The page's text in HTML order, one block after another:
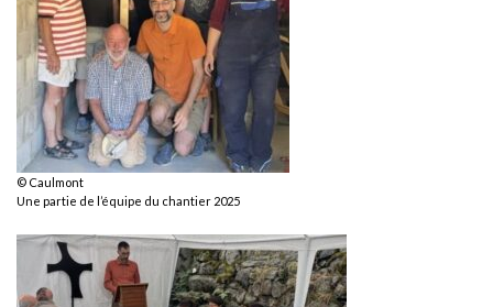
© Caulmont
Une partie de l’équipe du chantier 2025